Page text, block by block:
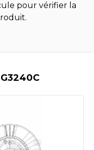
pour vérifier la